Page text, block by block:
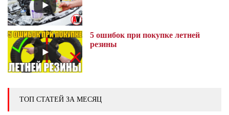
5 ошибок при покупке летней
резины
ТОП СТАТЕЙ ЗА МЕСЯЦ